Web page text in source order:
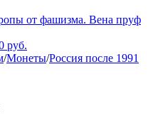
от фашизма. Вена пруф
руб.
/Монеты/Россия после 1991